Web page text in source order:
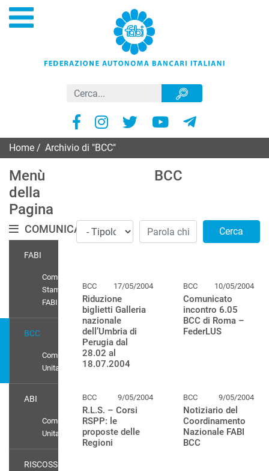
Home Archivio di "BCC"
Menù
della
Pagina
COMUNICATI
FABI
Comunicati
Stampa
FABI
BCC
Comunicato
Unitario
ABI
Comunicato
Unitario
RISCOSSIONE
BCC
Cerca
BCC 17/05/2004
Riduzione
biglietti Galleria
nazionale
dell’Umbria di
Perugia dal
28.02 al
18.07.2004
BCC 10/05/2004
Comunicato
incontro 6.05
BCC di Roma –
FederLUS
BCC 9/05/2004
R.L.S. – Corsi
RSPP: le
proposte delle
Regioni
BCC 9/05/2004
Notiziario del
Coordinamento
Nazionale FABI
BCC